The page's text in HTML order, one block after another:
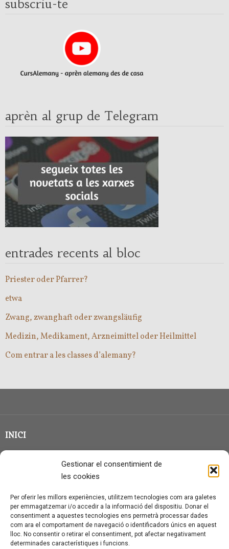
Gestionar el consentimient de
les cookies
Per oferir les millors experiències, utilitzem tecnologies com ara galetes
per emmagatzemar i/o accedir a la informació del dispositiu. Donar el
consentiment a aquestes tecnologies ens permetrà processar dades
com ara el comportament de navegació o identificadors únics en aquest
lloc. No consentir o retirar el consentiment, pot afectar negativament
determinades característiques i funcions.
subscriu-te
aprèn al grup de Telegram
entrades recents al bloc
Priester oder Pfarrer?
etwa
Zwang, zwanghaft oder zwangsläufig
Medizin, Medikament, Arzneimittel oder Heilmittel
Com entrar a les classes d’alemany?
INICI
CLASSE EN GRUP
QUI SOC?
CONTACTE
AVÍS LEGAL I PROTECCIÓ DE DADES